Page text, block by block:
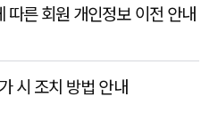
따른 회원 개인정보 이전 안내
시 조치 방법 안내